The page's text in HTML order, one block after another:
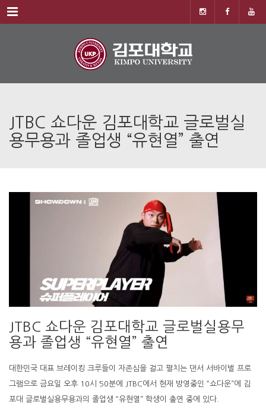
Menu
JTBC 쇼다운 김포대학교 글로벌실
용무용과 졸업생 “유현열” 출연
JTBC 쇼다운 김포대학교 글로벌실용무
용과 졸업생 “유현열” 출연
대한민국 대표 브레이킹 크루들이 자존심을 걸고 펼치는 댄서 서바이벌 프로
그램으로 금요일 오후 10시 50분에
JTBC에서 현재 방영중인 “쇼다운”에
김
포대 글로벌실용무용과의 졸업생 “유현열” 학생이 출연 중에 있다.